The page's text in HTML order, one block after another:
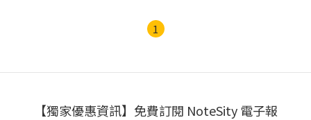
1
【獨家優惠資訊】免費訂閱 NoteSity 電子報